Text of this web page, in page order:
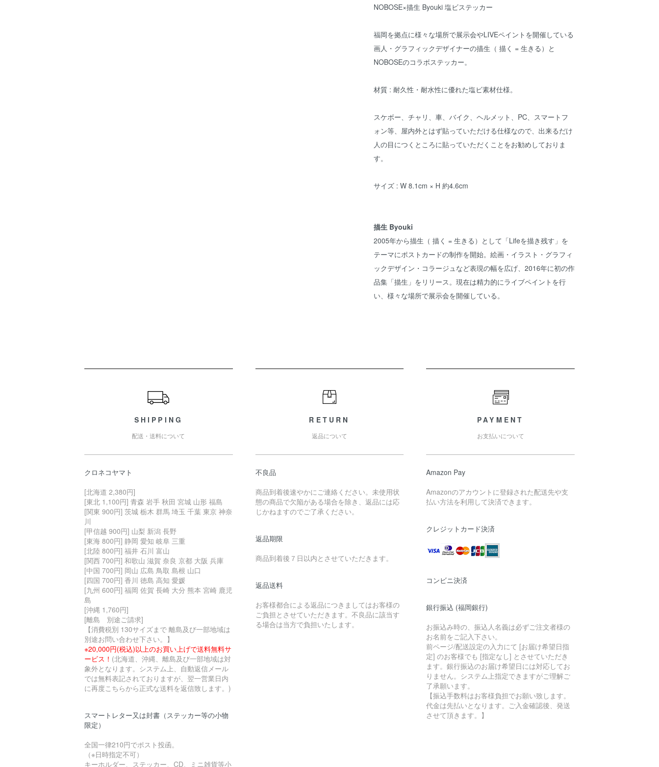
NOBOSE×描生 Byouki 塩ビステッカー
福岡を拠点に様々な場所で展示会やLIVEペイントを開催している
画人・グラフィックデザイナーの描生（ 描く = 生きる）と
NOBOSEのコラボステッカー。
材質 : 耐久性・耐水性に優れた塩ビ素材仕様。
スケボー、チャリ、車、バイク、ヘルメット、PC、スマートフ
ォン等、屋内外とはず貼っていただける仕様なので、出来るだけ
人の目につくところに貼っていただくことをお勧めしておりま
す。
サイズ : W 8.1cm × H 約4.6cm
描生 Byouki
2005年から描生（ 描く = 生きる）として「Lifeを描き残す」を
テーマにポストカードの制作を開始。絵画・イラスト・グラフィ
ックデザイン・コラージュなど表現の幅を広げ、2016年に初の作
品集「描生」をリリース。現在は精力的にライブペイントを行
い、様々な場所で展示会を開催している。
SHIPPING
配送・送料について
クロネコヤマト
[北海道 2,380円]
[東北 1,100円] 青森 岩手 秋田 宮城 山形 福島
[関東 900円] 茨城 栃木 群馬 埼玉 千葉 東京 神奈
川
[甲信越 900円] 山梨 新潟 長野
[東海 800円] 静岡 愛知 岐阜 三重
[北陸 800円] 福井 石川 富山
[関西 700円] 和歌山 滋賀 奈良 京都 大阪 兵庫
[中国 700円] 岡山 広島 鳥取 島根 山口
[四国 700円] 香川 徳島 高知 愛媛
[九州 600円] 福岡 佐賀 長崎 大分 熊本 宮崎 鹿児
島
[沖縄 1,760円]
[離島 別途ご請求]
【消費税別 130サイズまで 離島及び一部地域は
別途お問い合わせ下さい。】
※20,000円(税込)以上のお買い上げで送料無料サ
ービス！ (北海道、沖縄、離島及び一部地域は対
象外となります。システム上、自動返信メール
では無料表記されておりますが、翌一営業日内
に再度こちらから正式な送料を返信致します。)
スマートレター又は封書（ステッカー等の小物
限定）
全国一律210円でポスト投函。
（※日時指定不可）
キーホルダー、ステッカー、CD、ミニ雑貨等小
RETURN
返品について
不良品
商品到着後速やかにご連絡ください。未使用状
態の商品で欠陥がある場合を除き、返品には応
じかねますのでご了承ください。
返品期限
商品到着後７日以内とさせていただきます。
返品送料
お客様都合による返品につきましてはお客様の
ご負担とさせていただきます。不良品に該当す
る場合は当方で負担いたします。
PAYMENT
お支払いについて
Amazon Pay
Amazonのアカウントに登録された配送先や支
払い方法を利用して決済できます。
クレジットカード決済
コンビニ決済
銀行振込 (福岡銀行)
お振込み時の、振込人名義は必ずご注文者様の
お名前をご記入下さい。
前ページ/配送設定の入力にて [お届け希望日指
定] のお客様でも [指定なし] とさせていただき
ます。銀行振込のお届け希望日には対応してお
りません。システム上指定できますがご理解ご
了承願います。
【振込手数料はお客様負担でお願い致します。
代金は先払いとなります。ご入金確認後、発送
させて頂きます。】